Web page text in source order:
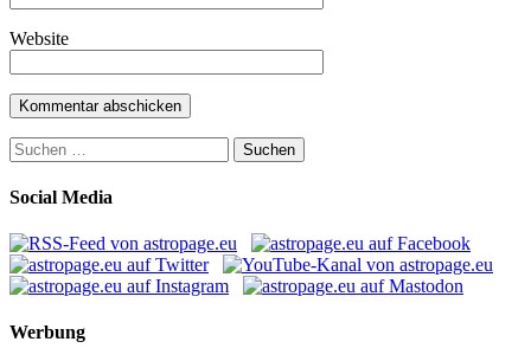
Website
Suchen
nach:
Social Media
Werbung